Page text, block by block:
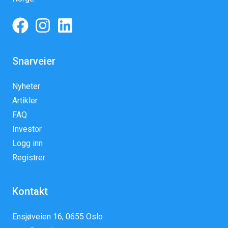
Snarveier
Nyheter
Artikler
FAQ
Investor
Logg inn
Registrer
Kontakt
Ensjøveien 16, 0655 Oslo